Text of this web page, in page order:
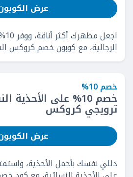
عرض
الرجالية، مع كوبون خصم كروكس
خصم 10%
خصم 10% على
ترويجي كروكس
عرض